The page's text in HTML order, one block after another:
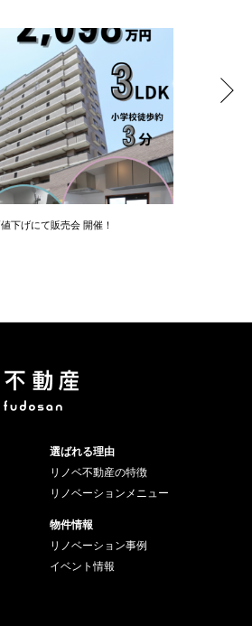
下げにて販売会 開催！
選ばれる理由
リノベ不動産の特徴
リノベーションメニュー
物件情報
リノベーション事例
イベント情報